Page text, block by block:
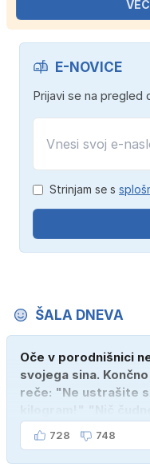
E-NOVICE
Prijavi se na
Strinjam se s
ŠALA DNEVA
Oče v porodnišnici
svojega sina.
reče: "Ne ustrašite
kilogram!" "Nič
ženo poznava šele
728 748